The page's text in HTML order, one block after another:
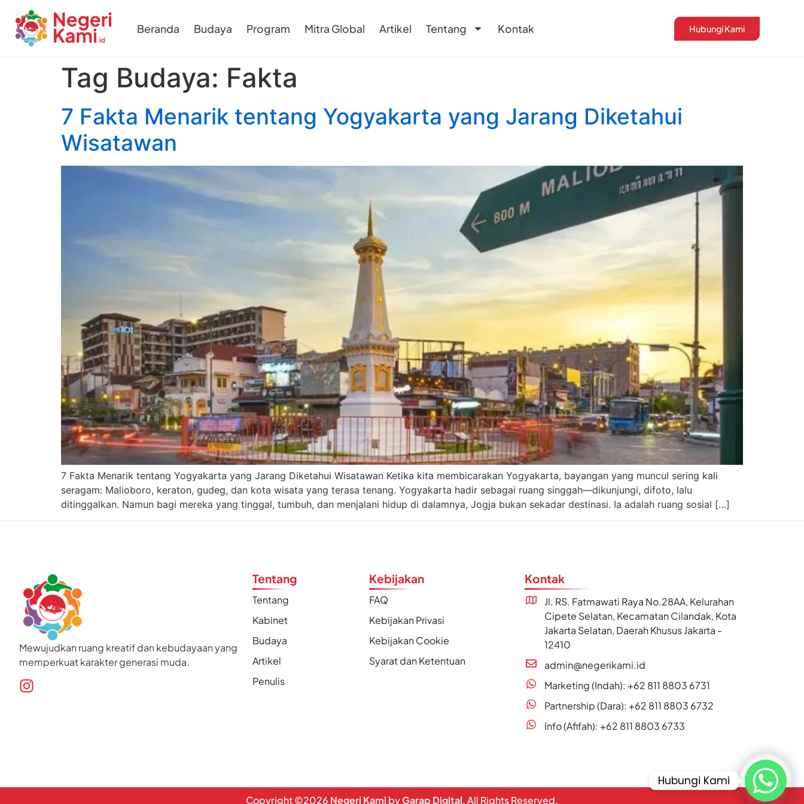
Beranda Budaya Program Mitra Global Artikel Tentang Kontak Hubungi Kami
Tag Budaya: Fakta
7 Fakta Menarik tentang Yogyakarta yang Jarang Diketahui
Wisatawan
7 Fakta Menarik tentang Yogyakarta yang Jarang Diketahui Wisatawan Ketika kita membicarakan Yogyakarta, bayangan yang muncul sering kali
seragam: Malioboro, keraton, gudeg, dan kota wisata yang terasa tenang. Yogyakarta hadir sebagai ruang singgah—dikunjungi, difoto, lalu
ditinggalkan. Namun bagi mereka yang tinggal, tumbuh, dan menjalani hidup di dalamnya, Jogja bukan sekadar destinasi. Ia adalah ruang sosial […]
Mewujudkan ruang kreatif dan kebudayaan yang
memperkuat karakter generasi muda.
Tentang
Tentang
Kabinet
Budaya
Artikel
Penulis
Kebijakan
FAQ
Kebijakan Privasi
Kebijakan Cookie
Syarat dan Ketentuan
Kontak
Jl. RS. Fatmawati Raya No.28AA, Kelurahan
Cipete Selatan, Kecamatan Cilandak, Kota
Jakarta Selatan, Daerah Khusus Jakarta -
12410
admin@negerikami.id
Marketing (Indah): +62 811 8803 6731
Partnership (Dara): +62 811 8803 6732
Info (Afifah): +62 811 8803 6733
Copyright ©2026 Negeri Kami byGarap Digital. All Rights Reserved.
Hubungi Kami